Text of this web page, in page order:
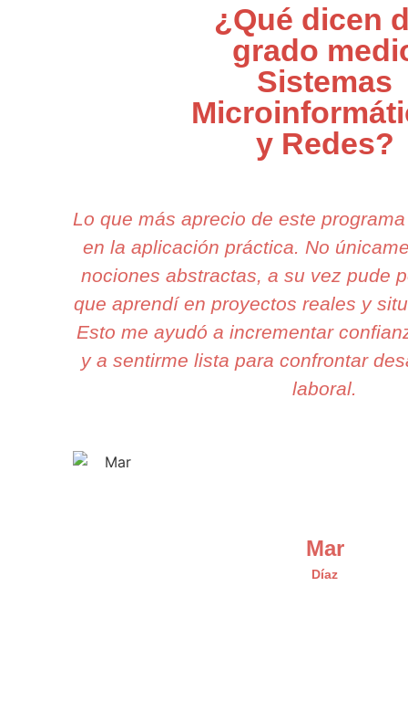
¿Qué dicen
grado
Sistemas
y Redes?
Lo que más aprecio de este
en la aplicación práctica. No
nociones abstractas, a su vez pude
que aprendí en proyectos reales y
Esto me ayudó a incrementar
y a sentirme lista para confrontar
laboral.
Mar
Díaz